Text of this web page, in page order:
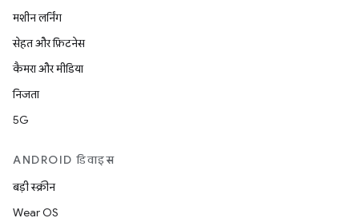
मशीन लर्निंग
सेहत और फ़िटनेस
कैमरा और मीडिया
निजता
5G
ANDROID डिवाइस
बड़ी स्क्रीन
Wear OS